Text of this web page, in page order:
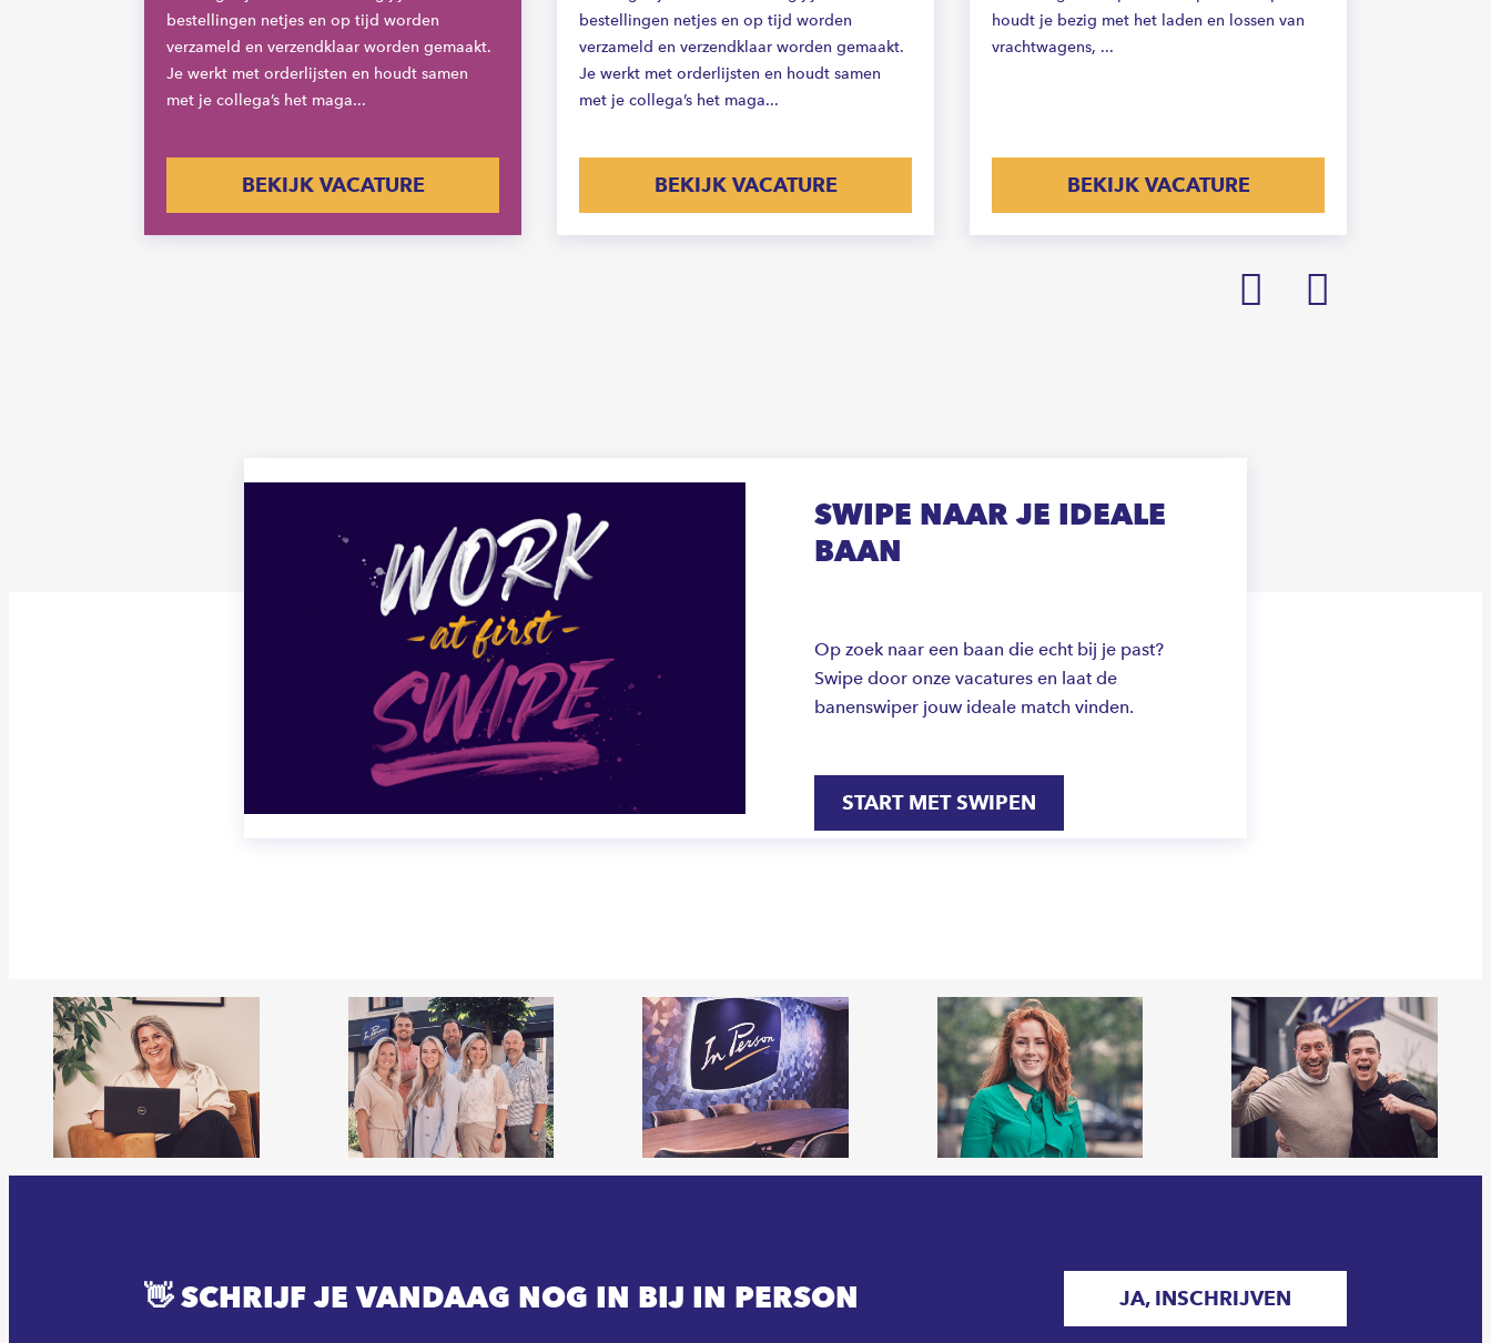
bestellingen netjes en op tijd worden
verzameld en verzendklaar worden gemaakt.
Je werkt met orderlijsten en houdt samen
met je collega’s het maga...
BEKIJK VACATURE
bestellingen netjes en op tijd worden
verzameld en verzendklaar worden gemaakt.
Je werkt met orderlijsten en houdt samen
met je collega’s het maga...
BEKIJK VACATURE
houdt je bezig met het laden en lossen van
vrachtwagens, ...
BEKIJK VACATURE
SWIPE NAAR JE IDEALE
BAAN
Op zoek naar een baan die echt bij je past?
Swipe door onze vacatures en laat de
banenswiper jouw ideale match vinden.
START MET SWIPEN
👋 SCHRIJF JE VANDAAG NOG IN BIJ IN PERSON JA, INSCHRIJVEN